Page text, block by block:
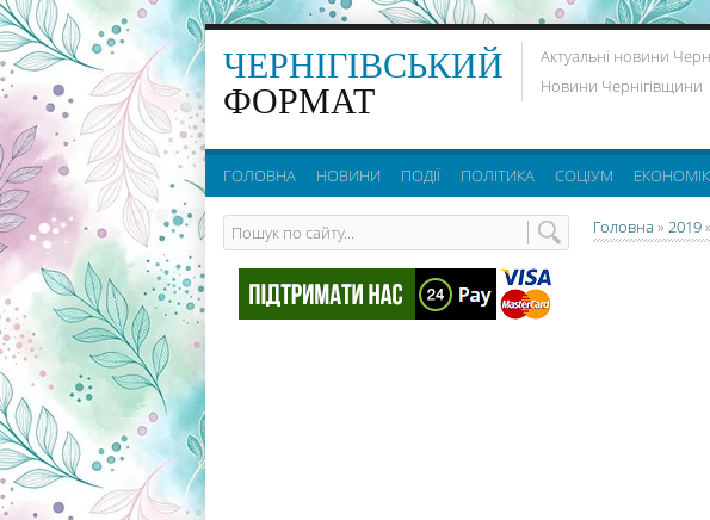
ЧЕРНІГІВСЬКИЙ
ФОРМАТ
Актуальні новини
Новини Чернігівщини
ГОЛОВНА НОВИНИ ПОДІЇ ПОЛІТИКА СОЦІУМ
Головна » 2019»